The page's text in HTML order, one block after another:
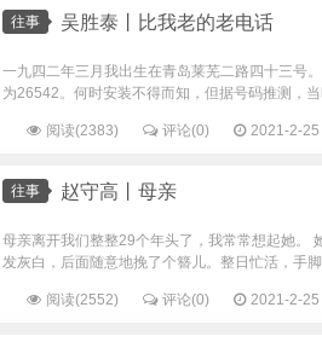
往事 吴胜泰丨比我老的老电话
一九四二年三月我出生在青岛莱芜二路四十三号
为26542。何时安装不得而知，但据号码推测，
阅读(2383) 评论(0) 2021-2-25
往事 赵守高丨母亲
母亲离开我们整整29个年头了，我常常想起她。
发灰白，后面随意地挽了个簪儿。整日忙活，手
阅读(2552) 评论(0) 2021-2-25